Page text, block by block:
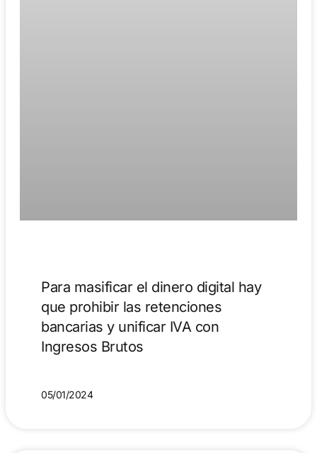
Para masificar el dinero digital hay
que prohibir las retenciones
bancarias y unificar IVA con
Ingresos Brutos
05/01/2024